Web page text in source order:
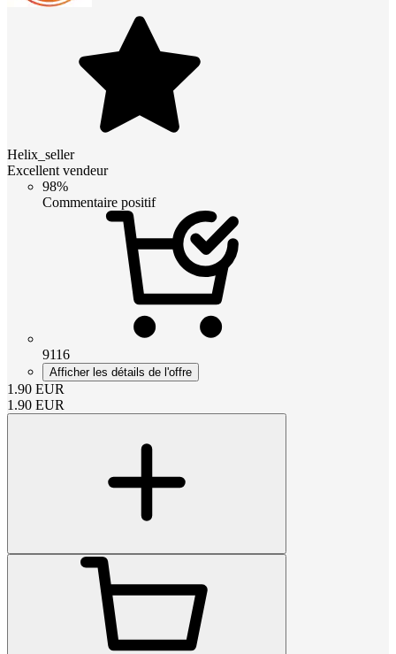
Helix_seller
Excellent vendeur
98%
Commentaire positif
9116
Afficher les détails de l'offre
1.90 EUR
1.90 EUR